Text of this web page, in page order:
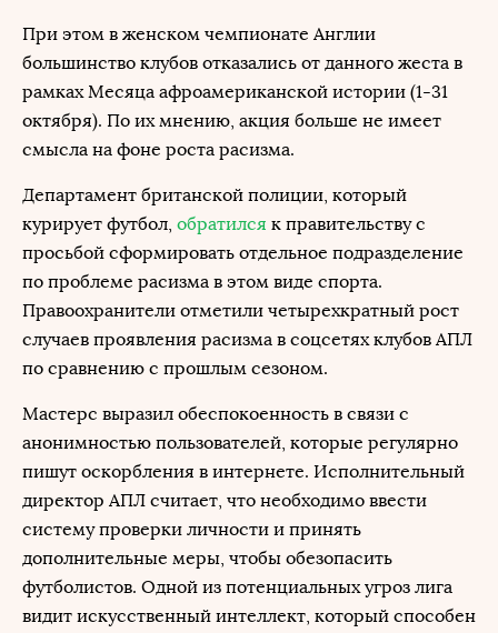
При этом в женском чемпионате Англии
большинство клубов отказались от данного жеста в
рамках Месяца афроамериканской истории (1-31
октября). По их мнению, акция больше не имеет
смысла на фоне роста расизма.
Департамент британской полиции, который
курирует футбол, обратился к правительству с
просьбой сформировать отдельное подразделение
по проблеме расизма в этом виде спорта.
Правоохранители отметили четырехкратный рост
случаев проявления расизма в соцсетях клубов АПЛ
по сравнению с прошлым сезоном.
Мастерс выразил обеспокоенность в связи с
анонимностью пользователей, которые регулярно
пишут оскорбления в интернете. Исполнительный
директор АПЛ считает, что необходимо ввести
систему проверки личности и принять
дополнительные меры, чтобы обезопасить
футболистов. Одной из потенциальных угроз лига
видит искусственный интеллект, который способен